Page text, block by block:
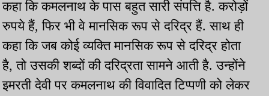
कहा कि कमलनाथ के पास बहुत सारी संपत्ति है. करोड़ों
रुपये हैं, फिर भी वे मानसिक रूप से दरिद्र हैं. साथ ही
कहा कि जब कोई व्यक्ति मानसिक रूप से दरिद्र होता
है, तो उसकी शब्दों की दरिद्रता सामने आती है. उन्होंने
इमरती देवी पर कमलनाथ की विवादित टिप्पणी को लेकर